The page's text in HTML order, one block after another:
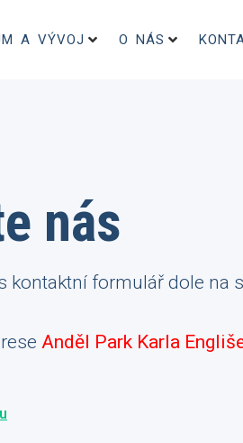
A VÝVOJ O NÁS
nás
kontaktní formulář dole na
Anděl Park Karla